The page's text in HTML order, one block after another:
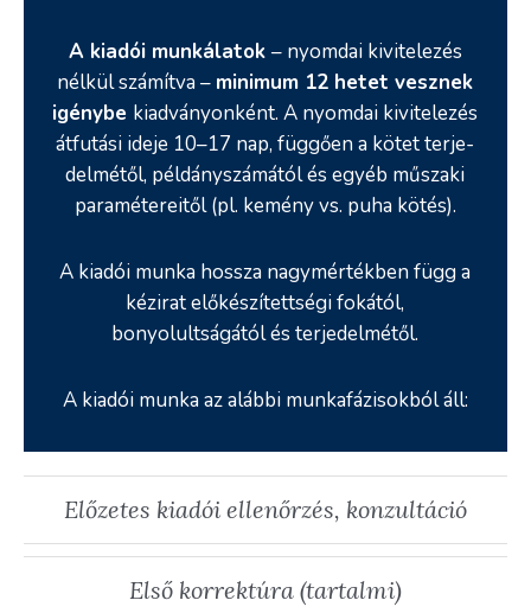
A kiadói munkálatok – nyomdai kivitelezés
nélkül számítva – minimum 12 hetet vesznek
igénybe kiadványonként. A nyomdai kivitelezés
átfutási ideje 10–17 nap, függően a kötet terje­
delmétől, példányszámától és egyéb műszaki
paramétereitől (pl. kemény vs. puha kötés).
A kiadói munka hossza nagymértékben függ a
kézirat előkészítettségi fokától,
bonyolultságától és terjedelmétől.
A kiadói munka az alábbi munkafázisokból áll:
Előzetes kiadói ellenőrzés, konzultáció
Első korrektúra (tartalmi)